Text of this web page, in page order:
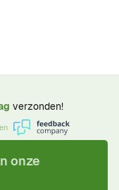
verzonden!
onze